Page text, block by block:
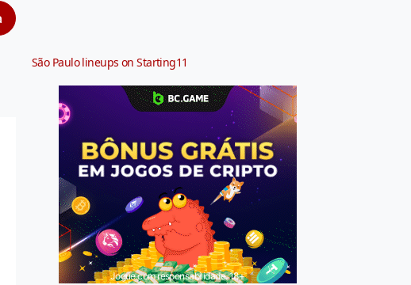
São Paulo lineups on Starting11
Jogue com responsabilidade. 18+